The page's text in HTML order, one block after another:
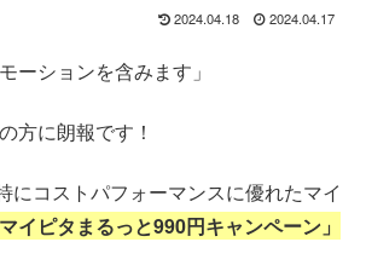
2024.04.18 2024.04.17
ーションを含みます」
方に朗報です！
にコストパフォーマンスに優れたマイ
マイピタまるっと990円キャンペーン」